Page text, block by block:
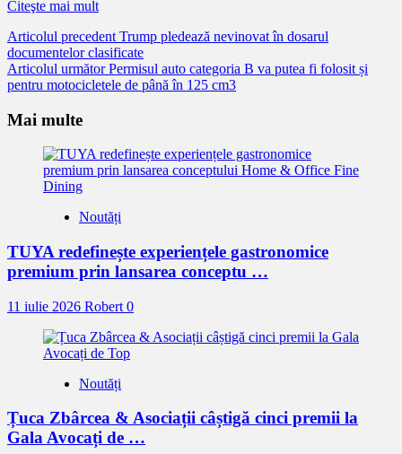
Citeşte mai mult
Citește
mai
mult
Articolul precedent Trump pledează nevinovat în dosarul
documentelor clasificate
Articolul următorPermisul auto categoria B va putea fi folosit și
pentru motocicletele de până în 125 cm3
Mai multe
Noutăți
TUYA redefinește experiențele gastronomice
premium prin lansarea conceptu …
11 iulie 2026 Robert 0
Noutăți
Țuca Zbârcea & Asociații câștigă cinci premii la
Gala Avocați de …